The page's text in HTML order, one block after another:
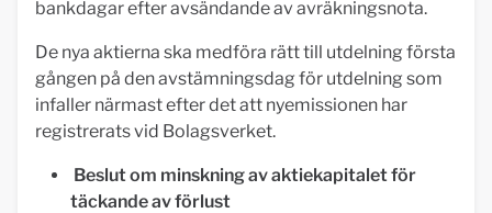
bankdagar efter avsändande av avräkningsnota.
De nya aktierna ska medföra rätt till utdelning första
gången på den avstämningsdag för utdelning som
infaller närmast efter det att nyemissionen har
registrerats vid Bolagsverket.
Beslut om minskning av aktiekapitalet för
täckande av förlust